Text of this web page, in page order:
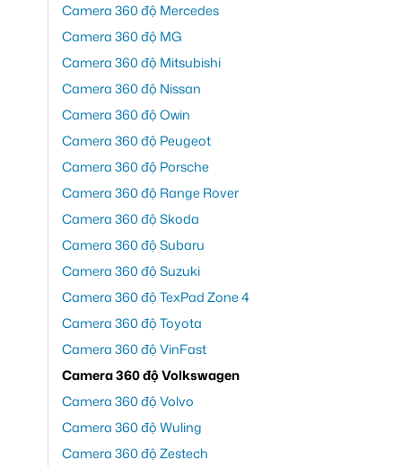
Camera 360 độ Mercedes
Camera 360 độ MG
Camera 360 độ Mitsubishi
Camera 360 độ Nissan
Camera 360 độ Owin
Camera 360 độ Peugeot
Camera 360 độ Porsche
Camera 360 độ Range Rover
Camera 360 độ Skoda
Camera 360 độ Subaru
Camera 360 độ Suzuki
Camera 360 độ TexPad Zone 4
Camera 360 độ Toyota
Camera 360 độ VinFast
Camera 360 độ Volkswagen
Camera 360 độ Volvo
Camera 360 độ Wuling
Camera 360 độ Zestech